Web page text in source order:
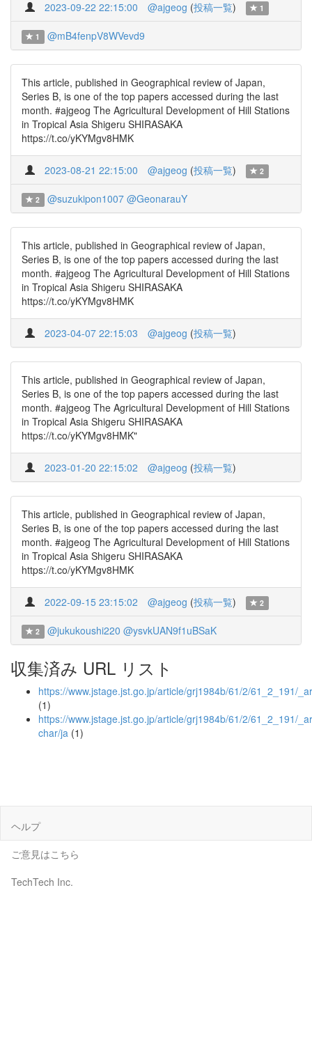
2023-09-22 22:15:00 @ajgeog (投稿一覧) 1
1 @mB4fenpV8WVevd9
This article, published in Geographical review of Japan,
Series B, is one of the top papers accessed during the last
month. #ajgeog The Agricultural Development of Hill Stations
in Tropical Asia Shigeru SHIRASAKA
https://t.co/yKYMgv8HMK
2023-08-21 22:15:00 @ajgeog (投稿一覧) 2
2 @suzukipon1007 @GeonarauY
This article, published in Geographical review of Japan,
Series B, is one of the top papers accessed during the last
month. #ajgeog The Agricultural Development of Hill Stations
in Tropical Asia Shigeru SHIRASAKA
https://t.co/yKYMgv8HMK
2023-04-07 22:15:03 @ajgeog (投稿一覧)
This article, published in Geographical review of Japan,
Series B, is one of the top papers accessed during the last
month. #ajgeog The Agricultural Development of Hill Stations
in Tropical Asia Shigeru SHIRASAKA
https://t.co/yKYMgv8HMK"
2023-01-20 22:15:02 @ajgeog (投稿一覧)
This article, published in Geographical review of Japan,
Series B, is one of the top papers accessed during the last
month. #ajgeog The Agricultural Development of Hill Stations
in Tropical Asia Shigeru SHIRASAKA
https://t.co/yKYMgv8HMK
2022-09-15 23:15:02 @ajgeog (投稿一覧) 2
2 @jukukoushi220 @ysvkUAN9f1uBSaK
収集済み URL リスト
https://www.jstage.jst.go.jp/article/grj1984b/61/2/61_2_191/
(1)
https://www.jstage.jst.go.jp/article/grj1984b/61/2/61_2_191/
char/ja (1)
ヘルプ
ご意見はこちら
TechTech Inc.